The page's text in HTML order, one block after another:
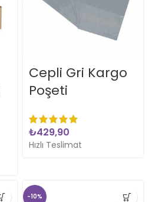
Cepli Gri Kargo
Poşeti
₺
Hızlı Teslimat
-10%